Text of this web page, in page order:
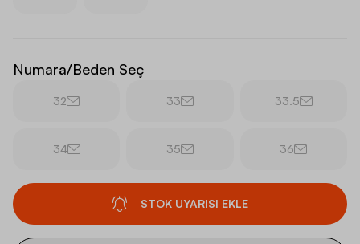
Numara/Beden Seç
32 33 33.5
34 35 36
STOK UYARISI EKLE